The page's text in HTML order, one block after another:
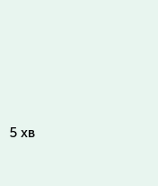
5 хв